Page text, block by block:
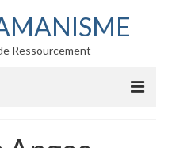
Ressourcement